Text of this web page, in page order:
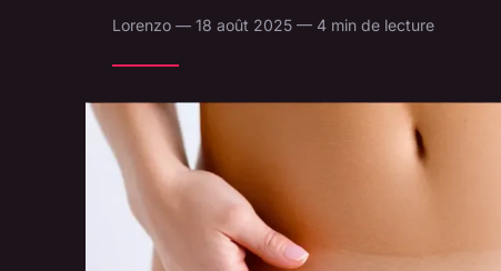
Lorenzo — 18 août 2025 — 4 min de lecture